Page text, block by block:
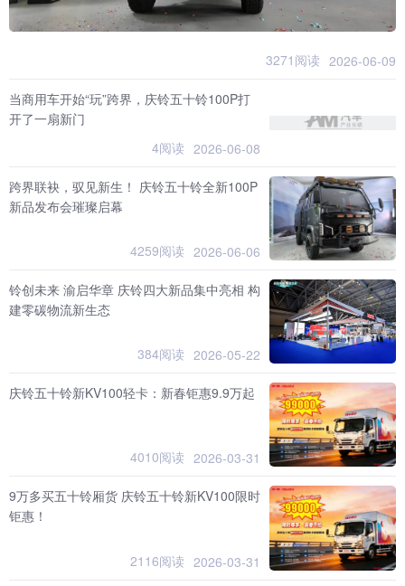
3271阅读 2026-06-09
当商用车开始“玩”跨界，庆铃五十铃100P打
开了一扇新门
4阅读 2026-06-08
跨界联袂，驭见新生！ 庆铃五十铃全新100P
新品发布会璀璨启幕
4259阅读 2026-06-06
铃创未来 渝启华章 庆铃四大新品集中亮相 构
建零碳物流新生态
384阅读 2026-05-22
庆铃五十铃新KV100轻卡：新春钜惠9.9万起
4010阅读 2026-03-31
9万多买五十铃厢货 庆铃五十铃新KV100限时
钜惠！
2116阅读 2026-03-31